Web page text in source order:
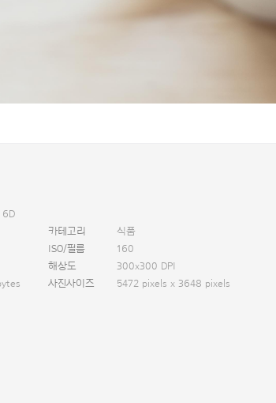
6D
카테고리
식품
ISO/필름
160
해상도
300x300 DPI
사진사이즈 5472 pixels x 3648 pixels